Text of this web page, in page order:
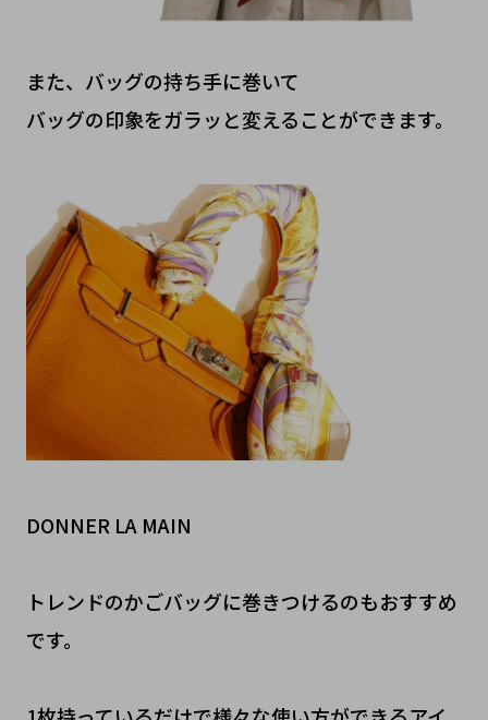
また、バッグの持ち手に巻いて
バッグの印象をガラッと変えることができます。
DONNER LA MAIN
トレンドのかごバッグに巻きつけるのもおすすめ
です。